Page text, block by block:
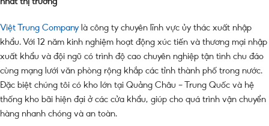
Việt Trung Companylà công ty chuyên lĩnh vực ủy thác xuất nhập
khẩu. Với 12 năm kinh nghiệm hoạt động xúc tiến và thương mại nhập
xuất khẩu và đội ngũ có trình độ cao chuyên nghiệp tận tình chu đáo
cùng mạng lưới văn phòng rộng khắp các tỉnh thành phố trong nước.
Đặc biệt chúng tôi có kho lớn tại Quảng Châu – Trung Quốc và hệ
thống kho bãi hiện đại ở các cửa khẩu, giúp cho quá trình vận chuyển
hàng nhanh chóng và an toàn.